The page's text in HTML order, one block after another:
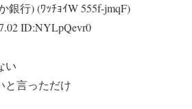
銀行) (ﾜｯﾁｮｲW 555f-jmqF)
ID:NYLpQevr0
い
と言っただけ